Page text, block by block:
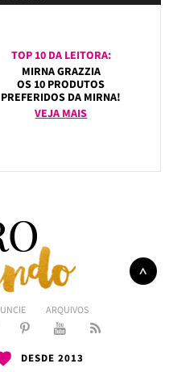
TOP 10 DA LEITORA:
MIRNA GRAZZIA
OS 10 PRODUTOS
PREFERIDOS DA MIRNA!
VEJA MAIS
ARQUIVOS
DESDE 2013